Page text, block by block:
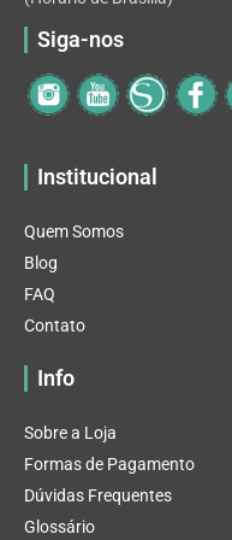
Siga-nos
Institucional
Quem Somos
Blog
FAQ
Contato
Info
Sobre a Loja
Formas de Pagamento
Dúvidas Frequentes
Glossário